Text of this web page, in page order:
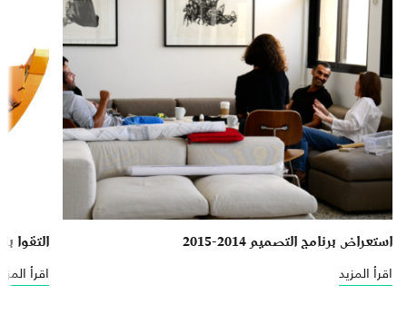
استعراض برنامج التصميم 2014-2015
اقرأ المزيد
التقوا
اقرأ